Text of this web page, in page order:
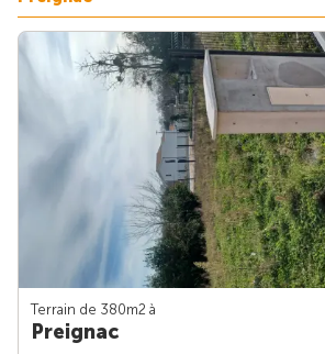
Terrain de 380m2 à
Preignac